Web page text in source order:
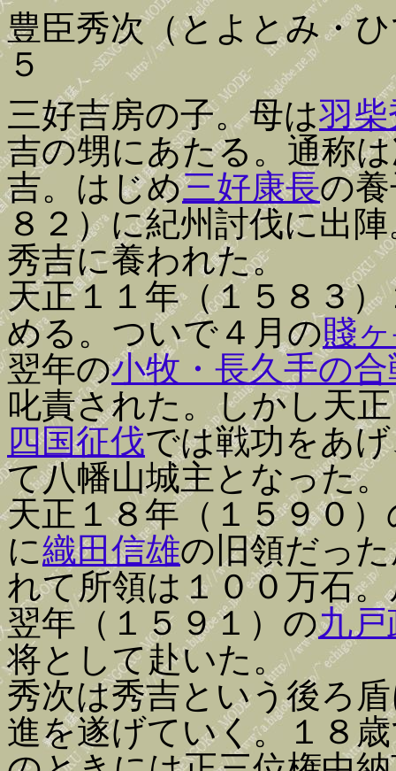
豊臣秀次（とよとみ・
５
三好吉房の子。母は羽
吉の甥にあたる。通称
吉。はじめ三好康長の
８２）に紀州討伐に出
秀吉に養われた。
天正１１年（１５８３
める。ついで４月の賤
翌年の小牧・長久手の合
叱責された。しかし天
四国征伐では戦功をあ
て八幡山城主となった。
天正１８年（１５９０）
に織田信雄の旧領だっ
れて所領は１００万石
翌年（１５９１）の九戸
将として赴いた。
秀次は秀吉という後ろ
進を遂げていく。１８